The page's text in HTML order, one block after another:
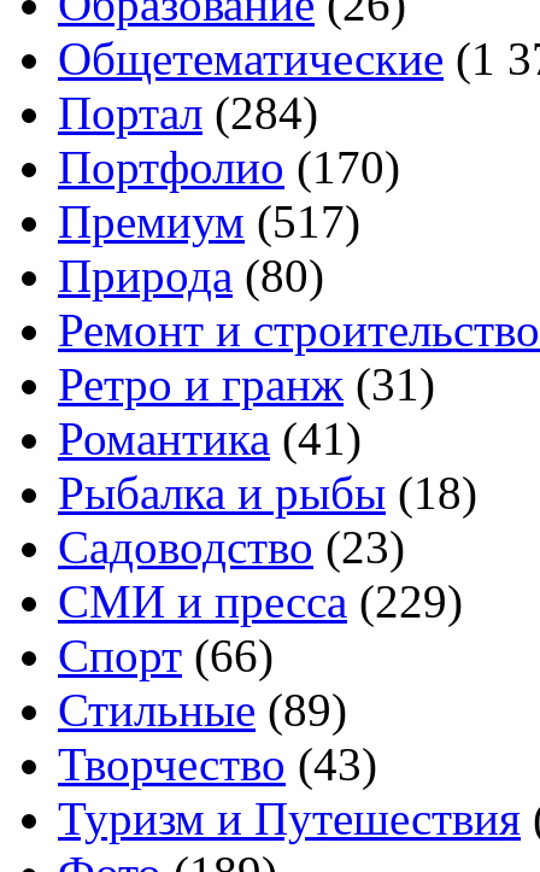
Общетематические (1
Портал (284)
Портфолио (170)
Премиум (517)
Природа (80)
Ремонт и строительство
Ретро и гранж (31)
Романтика (41)
Рыбалка и рыбы (18)
Садоводство (23)
СМИ и пресса (229)
Спорт (66)
Стильные (89)
Творчество (43)
Туризм и Путешествия